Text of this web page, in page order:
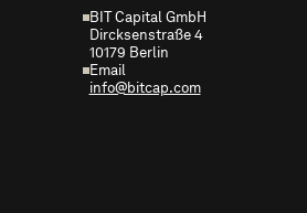
BIT Capital GmbH
Dircksenstraße 4
10179 Berlin
Email
info@bitcap.com